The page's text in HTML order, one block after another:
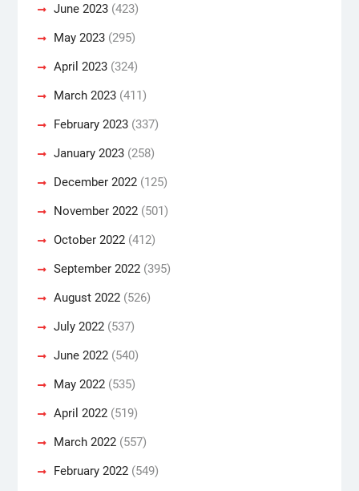
June 2023(423)
May 2023(295)
April 2023(324)
March 2023(411)
February 2023(337)
January 2023(258)
December 2022(125)
November 2022(501)
October 2022(412)
September 2022(395)
August 2022(526)
July 2022(537)
June 2022(540)
May 2022(535)
April 2022(519)
March 2022(557)
February 2022(549)